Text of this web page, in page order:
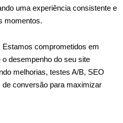
uma experiência consistente e
momentos.
Estamos comprometidos em
desempenho do seu site
melhorias, testes A/B, SEO
conversão para maximizar